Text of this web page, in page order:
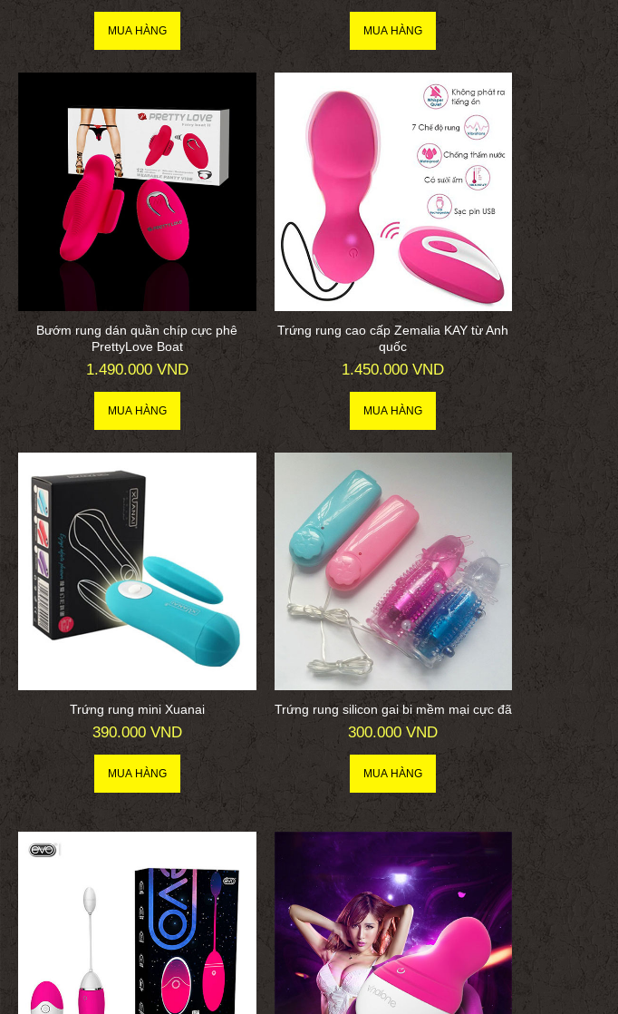
Bướm rung dán quần chíp cực phê
PrettyLove Boat
1.490.000 VND
Trứng rung cao cấp Zemalia KAY từ Anh
quốc
1.450.000 VND
Trứng rung mini Xuanai
390.000 VND
Trứng rung silicon gai bi mềm mại cực đã
300.000 VND